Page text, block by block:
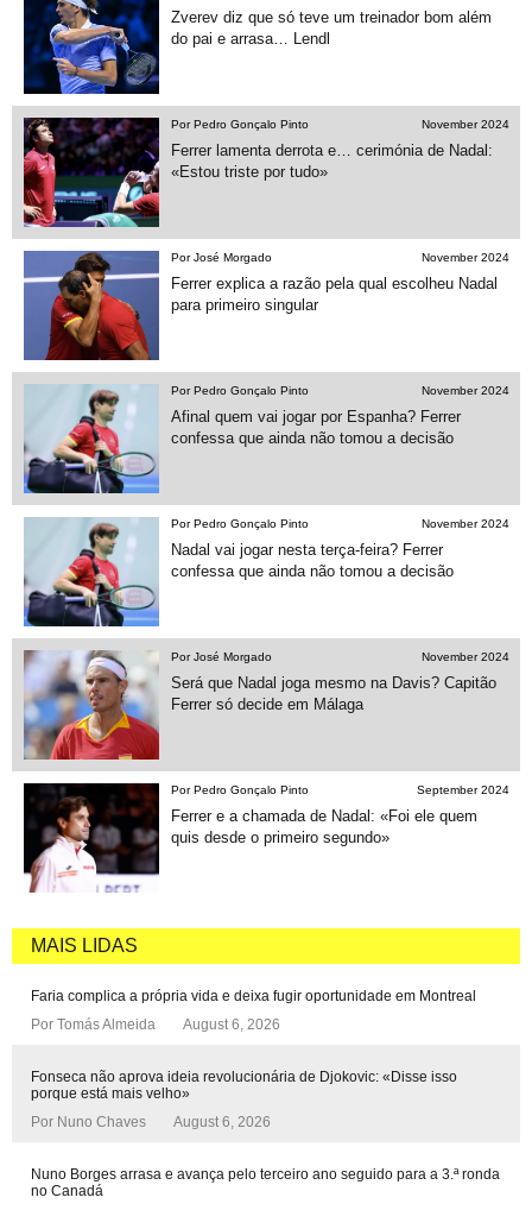
Zverev diz que só teve um treinador bom além
do pai e arrasa… Lendl
Por Pedro Gonçalo Pinto November 2024
Ferrer lamenta derrota e… cerimónia de Nadal:
«Estou triste por tudo»
Por José Morgado November 2024
Ferrer explica a razão pela qual escolheu Nadal
para primeiro singular
Por Pedro Gonçalo Pinto November 2024
Afinal quem vai jogar por Espanha? Ferrer
confessa que ainda não tomou a decisão
Por Pedro Gonçalo Pinto November 2024
Nadal vai jogar nesta terça-feira? Ferrer
confessa que ainda não tomou a decisão
Por José Morgado November 2024
Será que Nadal joga mesmo na Davis? Capitão
Ferrer só decide em Málaga
Por Pedro Gonçalo Pinto September 2024
Ferrer e a chamada de Nadal: «Foi ele quem
quis desde o primeiro segundo»
MAIS LIDAS
Faria complica a própria vida e deixa fugir oportunidade em Montreal
Por Tomás Almeida August 6, 2026
Fonseca não aprova ideia revolucionária de Djokovic: «Disse isso
porque está mais velho»
Por Nuno Chaves August 6, 2026
Nuno Borges arrasa e avança pelo terceiro ano seguido para a 3.ª ronda
no Canadá